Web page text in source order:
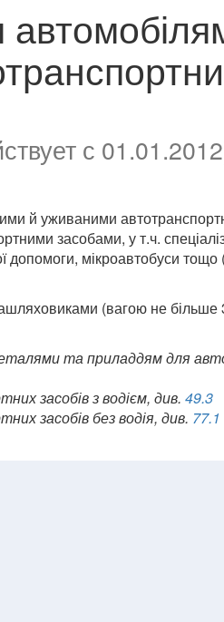
с
й уживаними
засобами, у т.ч.
допомоги, мікроавтобуси
(вагою не більше
та приладдям для
засобів з водієм, див. 49.3
засобів без водія, див. 77.1